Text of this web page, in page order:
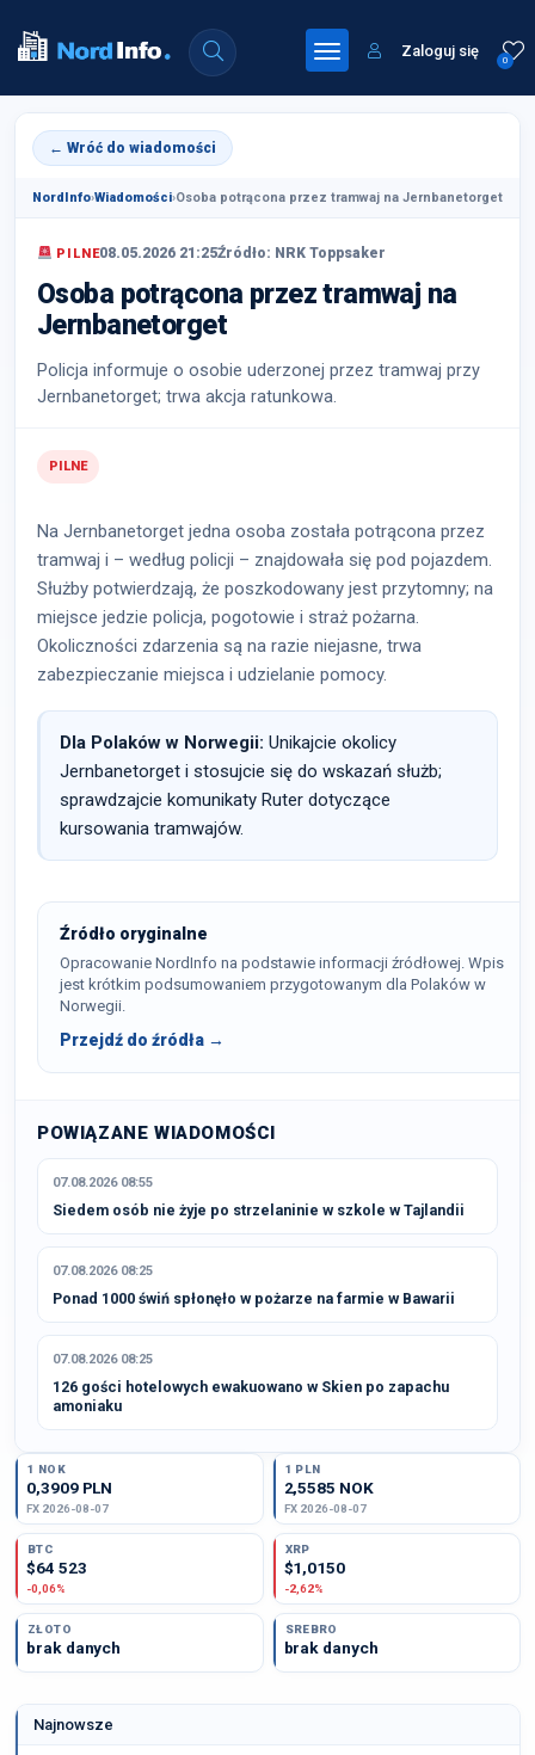
0
Zaloguj się
← Wróć do wiadomości
NordInfo›Wiadomości›Osoba potrącona przez tramwaj na Jernbanetorget
PILNE08.05.2026 21:25Źródło: NRK Toppsaker
Osoba potrącona przez tramwaj na
Jernbanetorget
Policja informuje o osobie uderzonej przez tramwaj przy
Jernbanetorget; trwa akcja ratunkowa.
PILNE
Na Jernbanetorget jedna osoba została potrącona przez
tramwaj i – według policji – znajdowała się pod pojazdem.
Służby potwierdzają, że poszkodowany jest przytomny; na
miejsce jedzie policja, pogotowie i straż pożarna.
Okoliczności zdarzenia są na razie niejasne, trwa
zabezpieczanie miejsca i udzielanie pomocy.
Dla Polaków w Norwegii: Unikajcie okolicy
Jernbanetorget i stosujcie się do wskazań służb;
sprawdzajcie komunikaty Ruter dotyczące
kursowania tramwajów.
Źródło oryginalne
Opracowanie NordInfo na podstawie informacji źródłowej. Wpis
jest krótkim podsumowaniem przygotowanym dla Polaków w
Norwegii.
Przejdź do źródła →
POWIĄZANE WIADOMOŚCI
07.08.2026 08:55
Siedem osób nie żyje po strzelaninie w szkole w Tajlandii
07.08.2026 08:25
Ponad 1000 świń spłonęło w pożarze na farmie w Bawarii
07.08.2026 08:25
126 gości hotelowych ewakuowano w Skien po zapachu
amoniaku
1 NOK
0,3909 PLN
FX 2026-08-07
1 PLN
2,5585 NOK
FX 2026-08-07
BTC
$64 523
-0,06%
XRP
$1,0150
-2,62%
ZŁOTO
brak danych
SREBRO
brak danych
Najnowsze